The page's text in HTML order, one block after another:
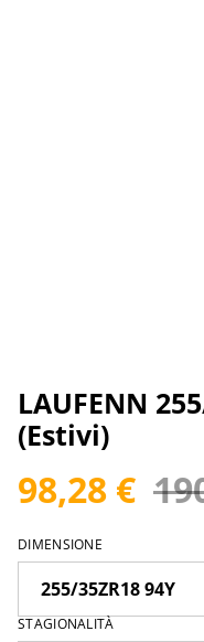
LAUFENN
(Estivi)
98,28 €
DIMENSIONE
STAGIONALITÀ